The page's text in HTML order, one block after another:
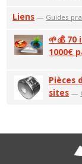
Liens — Guides
🌱💰
1000€
Pièces
sites —